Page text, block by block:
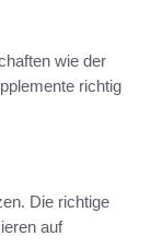
wie der
richtig
Die richtige
auf